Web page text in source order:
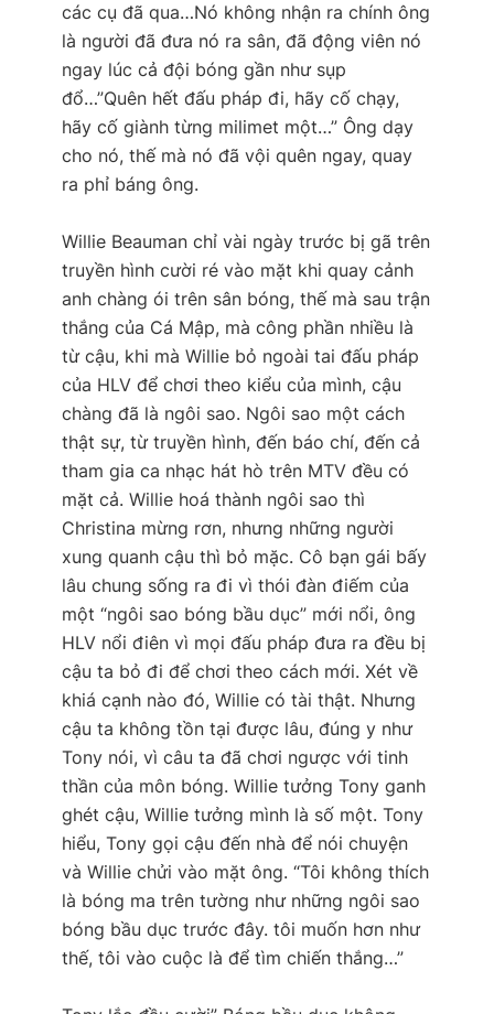
các cụ đã qua…Nó không nhận ra chính ông
là người đã đưa nó ra sân, đã động viên nó
ngay lúc cả đội bóng gần như sụp
đổ…”Quên hết đấu pháp đi, hãy cố chạy,
hãy cố giành từng milimet một…” Ông dạy
cho nó, thế mà nó đã vội quên ngay, quay
ra phỉ báng ông.
Willie Beauman chỉ vài ngày trước bị gã trên
truyền hình cười ré vào mặt khi quay cảnh
anh chàng ói trên sân bóng, thế mà sau trận
thắng của Cá Mập, mà công phần nhiều là
từ cậu, khi mà Willie bỏ ngoài tai đấu pháp
của HLV để chơi theo kiểu của mình, cậu
chàng đã là ngôi sao. Ngôi sao một cách
thật sự, từ truyền hình, đến báo chí, đến cả
tham gia ca nhạc hát hò trên MTV đều có
mặt cả. Willie hoá thành ngôi sao thì
Christina mừng rơn, nhưng những người
xung quanh cậu thì bỏ mặc. Cô bạn gái bấy
lâu chung sống ra đi vì thói đàn điếm của
một “ngôi sao bóng bầu dục” mới nổi, ông
HLV nổi điên vì mọi đấu pháp đưa ra đều bị
cậu ta bỏ đi để chơi theo cách mới. Xét về
khiá cạnh nào đó, Willie có tài thật. Nhưng
cậu ta không tồn tại được lâu, đúng y như
Tony nói, vì câu ta đã chơi ngược với tinh
thần của môn bóng. Willie tưởng Tony ganh
ghét cậu, Willie tưởng mình là số một. Tony
hiểu, Tony gọi cậu đến nhà để nói chuyện
và Willie chửi vào mặt ông. “Tôi không thích
là bóng ma trên tường như những ngôi sao
bóng bầu dục trước đây. tôi muốn hơn như
thế, tôi vào cuộc là để tìm chiến thắng…”